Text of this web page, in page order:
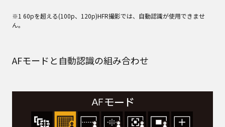
※1 60pを超える(100p、120p)HFR撮影では、自動認識が使用できませ
ん。
AFモードと自動認識の組み合わせ